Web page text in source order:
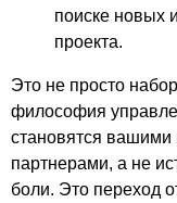
поиске новых
проекта.
Это не просто
философия
становятся
партнерами, а не
боли. Это переход